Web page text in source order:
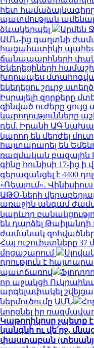
հետ
պատմության
ձևակերպել
Արմեն
ԱՄՆ-ից գաղտնի
հացահատիկի
ճանապարհների
Եկեղեցիների
խորապես
եկեղեցու շուրջ
Իսրայելի զորքերը
զինված ուժերը ցույց
կարողությունները
դեմ. Իրանի ԱԳ
կարող են մերժել
հայտարարել են
ռազմական բազային
գինը հունիսի 17-ից
գերազանցել է 4400
«Ռեալում»․ Վինիսիուս
ԱԹՕ-ների վերաբերյալ
առաջին անգամ
կարևոր
են դարձել
ժամանակ
Հայ ուշուիստները 37
մրցաշարում
դրություն է
պատճառով
որ աջակցի
արգելափակել
ներմուծումը ԱՄՆ
կորցնել իր
Կաթողիկոսը չպետք
կանգնի ու վե՛րջ,
փաստաբան